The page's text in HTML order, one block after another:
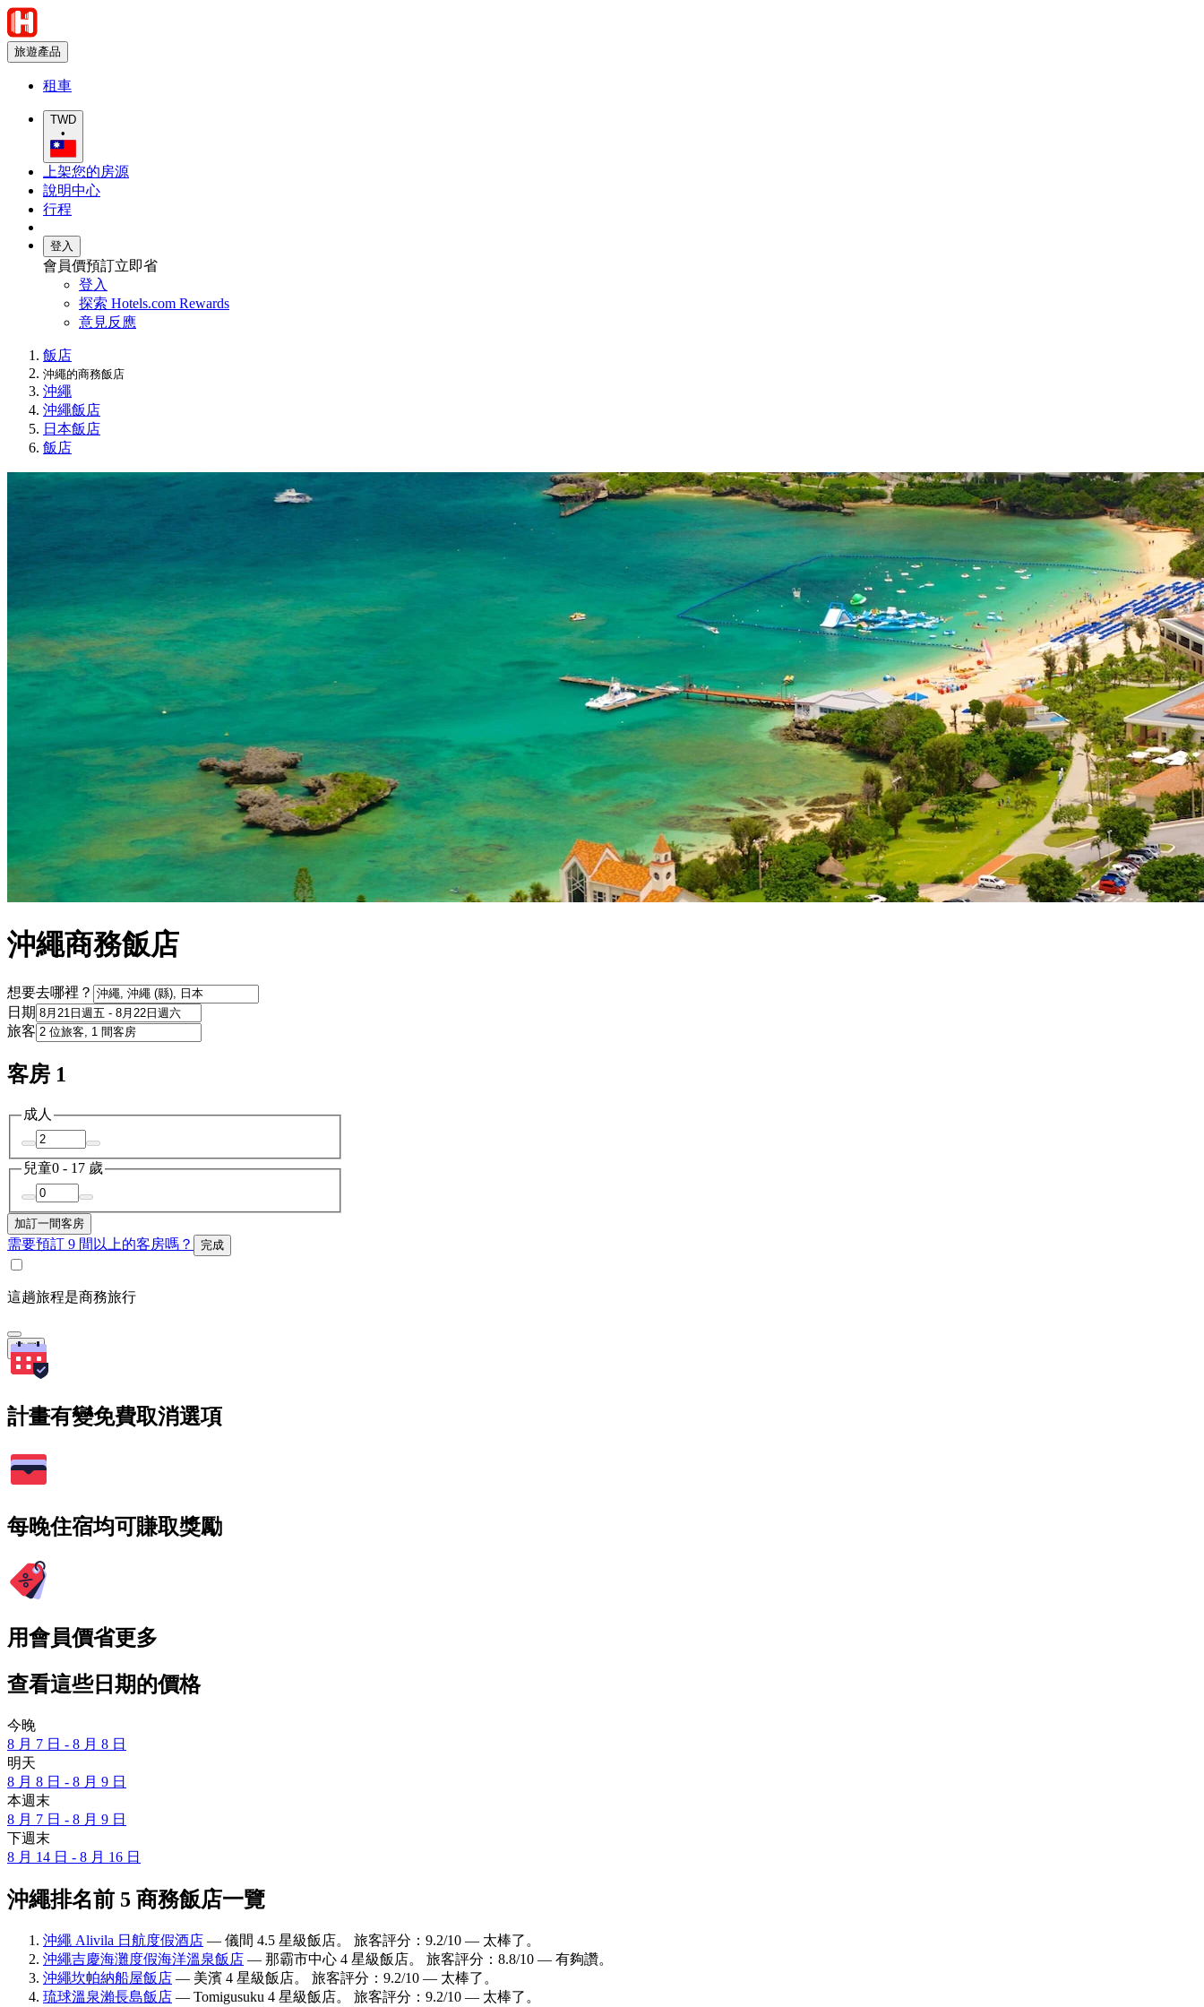
旅遊產品
租車
TWD
•
上架您的房源
說明中心
行程
登入
會員價預訂立即省
登入
探索 Hotels.com Rewards
意見反應
飯店
沖繩的商務飯店
沖繩
沖繩飯店
日本飯店
飯店
沖繩商務飯店
想要去哪裡？
日期
旅客
客房 1
成人
兒童0 - 17 歲
加訂一間客房
需要預訂 9 間以上的客房嗎？ 完成
這趟旅程是商務旅行
搜尋
計畫有變免費取消選項
每晚住宿均可賺取獎勵
用會員價省更多
查看這些日期的價格
今晚
8 月 7 日 - 8 月 8 日
明天
8 月 8 日 - 8 月 9 日
本週末
8 月 7 日 - 8 月 9 日
下週末
8 月 14 日 - 8 月 16 日
沖繩排名前 5 商務飯店一覽
沖繩 Alivila 日航度假酒店 — 儀間 4.5 星級飯店。 旅客評分：9.2/10 — 太棒了。
沖繩吉慶海灘度假海洋溫泉飯店 — 那霸市中心 4 星級飯店。 旅客評分：8.8/10 — 有夠讚。
沖繩坎帕納船屋飯店 — 美濱 4 星級飯店。 旅客評分：9.2/10 — 太棒了。
琉球溫泉瀨長島飯店 — Tomigusuku 4 星級飯店。 旅客評分：9.2/10 — 太棒了。